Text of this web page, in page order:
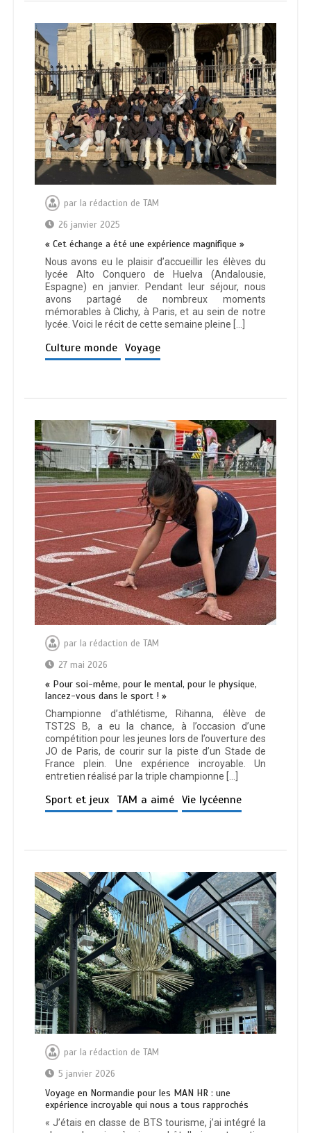
par la rédaction de TAM
26 janvier 2025
« Cet échange a été une expérience magnifique »
Nous avons eu le plaisir d’accueillir les élèves du
lycée Alto Conquero de Huelva (Andalousie,
Espagne) en janvier. Pendant leur séjour, nous
avons partagé de nombreux moments
mémorables à Clichy, à Paris, et au sein de notre
lycée. Voici le récit de cette semaine pleine […]
Culture monde Voyage
par la rédaction de TAM
27 mai 2026
« Pour soi-même, pour le mental, pour le physique,
lancez-vous dans le sport ! »
Championne d’athlétisme, Rihanna, élève de
TST2S B, a eu la chance, à l’occasion d’une
compétition pour les jeunes lors de l’ouverture des
JO de Paris, de courir sur la piste d’un Stade de
France plein. Une expérience incroyable. Un
entretien réalisé par la triple championne […]
Sport et jeux TAM a aimé Vie lycéenne
par la rédaction de TAM
5 janvier 2026
Voyage en Normandie pour les MAN HR : une
expérience incroyable qui nous a tous rapprochés
« J’étais en classe de BTS tourisme, j’ai intégré la